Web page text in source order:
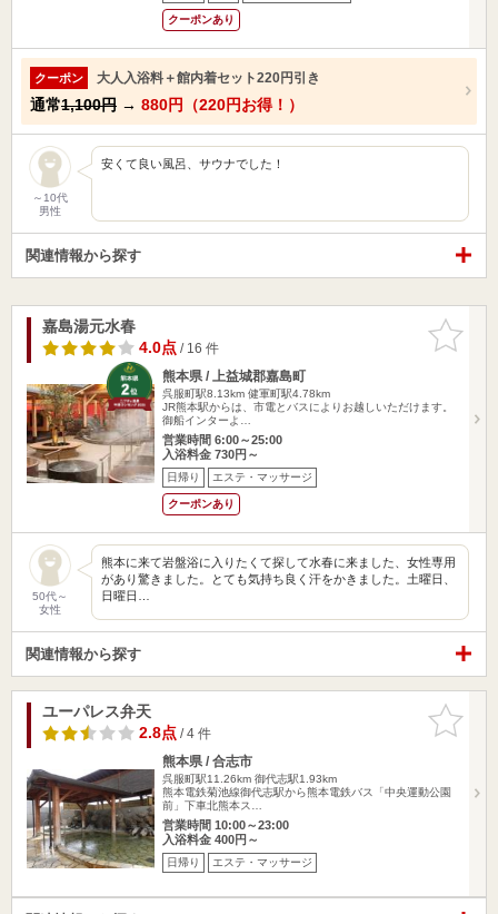
クーポンあり
クーポン 大人入浴料＋館内着セット220円引き
通常1,100円 → 880円（220円お得！）
～10代
男性
安くて良い風呂、サウナでした！
関連情報から探す
お気に入
りに追加
嘉島湯元水春
4.0点/ 16 件
熊本県 / 上益城郡嘉島町
呉服町駅8.13km 健軍町駅4.78km
JR熊本駅からは、市電とバスによりお越しいただけます。
御船インターよ…
営業時間 6:00～25:00
入浴料金 730円～
日帰り エステ・マッサージ
クーポンあり
50代～
女性
熊本に来て岩盤浴に入りたくて探して水春に来ました、女性専用
があり驚きました。とても気持ち良く汗をかきました。土曜日、
日曜日…
関連情報から探す
お気に入
りに追加
ユーパレス弁天
2.8点/ 4 件
熊本県 / 合志市
呉服町駅11.26km 御代志駅1.93km
熊本電鉄菊池線御代志駅から熊本電鉄バス「中央運動公園
前」下車北熊本ス…
営業時間 10:00～23:00
入浴料金 400円～
日帰り エステ・マッサージ